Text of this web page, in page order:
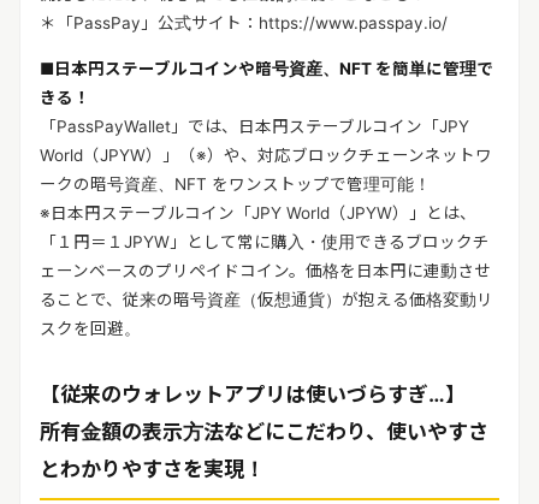
＊「PassPay」公式サイト：https://www.passpay.io/
■日本円ステーブルコインや暗号資産、NFT を簡単に管理で
きる！
「PassPayWallet」では、日本円ステーブルコイン「JPY
World（JPYW）」（※）や、対応ブロックチェーンネットワ
ークの暗号資産、NFT をワンストップで管理可能！
※日本円ステーブルコイン「JPY World（JPYW）」とは、
「１円＝１JPYW」として常に購入・使用できるブロックチ
ェーンベースのプリペイドコイン。価格を日本円に連動させ
ることで、従来の暗号資産（仮想通貨）が抱える価格変動リ
スクを回避。
【従来のウォレットアプリは使いづらすぎ…】
所有金額の表示方法などにこだわり、使いやすさ
とわかりやすさを実現！